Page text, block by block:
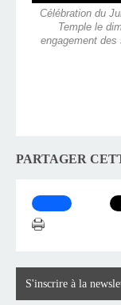
Célébration du
Temple le
engagement
PARTAGER
S'inscrire à la